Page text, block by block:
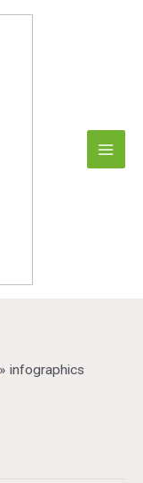
infographics